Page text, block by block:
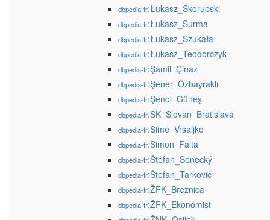
dbpedia-fr:Łukasz_Skorupski
dbpedia-fr:Łukasz_Surma
dbpedia-fr:Łukasz_Szukała
dbpedia-fr:Łukasz_Teodorczyk
dbpedia-fr:Şamil_Çinaz
dbpedia-fr:Şener_Özbayraklı
dbpedia-fr:Şenol_Güneş
dbpedia-fr:ŠK_Slovan_Bratislava
dbpedia-fr:Šime_Vrsaljko
dbpedia-fr:Šimon_Falta
dbpedia-fr:Štefan_Senecký
dbpedia-fr:Štefan_Tarkovič
dbpedia-fr:ŽFK_Breznica
dbpedia-fr:ŽFK_Ekonomist